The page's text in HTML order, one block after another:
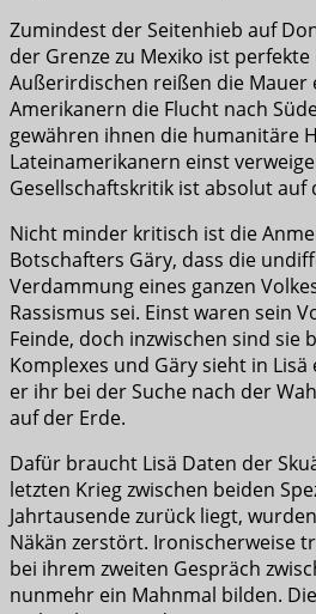
Zumindest der Seitenhieb auf
der Grenze zu Mexiko ist
Außerirdischen reißen die Mauer
Amerikanern die Flucht nach
gewähren ihnen die humanitäre
Lateinamerikanern einst
Gesellschaftskritik ist absolut auf
Nicht minder kritisch ist die
Botschafters Gäry, dass die
Verdammung eines ganzen
Rassismus sei. Einst waren sein
Feinde, doch inzwischen sind sie
Komplexes und Gäry sieht in
er ihr bei der Suche nach der
auf der Erde.
Dafür braucht Lisä Daten der
letzten Krieg zwischen beiden
Jahrtausende zurück liegt,
Näkän zerstört. Ironischerweise
bei ihrem zweiten Gespräch
nunmehr ein Mahnmal bilden.